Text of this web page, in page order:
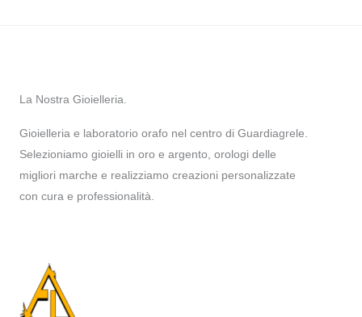
La Nostra Gioielleria.
Gioielleria e laboratorio orafo nel centro di Guardiagrele.
Selezioniamo gioielli in oro e argento, orologi delle
migliori marche e realizziamo creazioni personalizzate
con cura e professionalità.